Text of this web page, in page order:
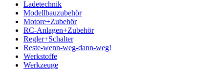
Ladetechnik
Modellbauzubehör
Motore+Zubehör
RC-Anlagen+Zubehör
Regler+Schalter
Reste-wenn-weg-dann-weg!
Werkstoffe
Werkzeuge